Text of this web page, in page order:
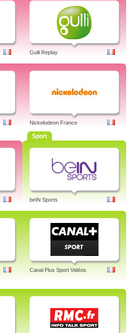
Gulli Replay
Nickelodeon France
Sport
beIN Sports
Canal Plus Sport Vidéos